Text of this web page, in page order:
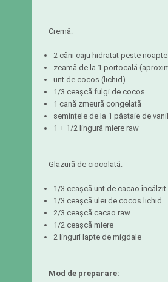
Cremă:
2 căni caju hidratat peste noapte
zeamă de la 1 portocală
unt de cocos (lichid)
1/3 ceașcă fulgi de cocos
1 cană zmeură congelată
semințele de la 1 păstaie de
1 + 1/2 lingură miere raw
Glazură de ciocolată:
1/3 ceașcă unt de cacao
1/3 ceașcă ulei de cocos lichid
2/3 ceașcă cacao raw
1/2 ceașcă miere
2 linguri lapte de migdale
Mod de preparare: